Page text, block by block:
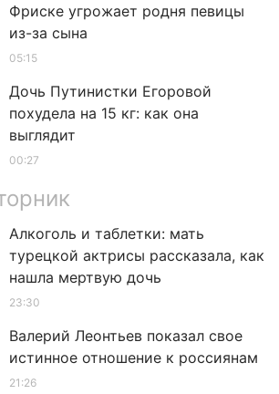
Фриске угрожает родня певицы
из-за сына
05:15
Дочь Путинистки Егоровой
похудела на 15 кг: как она
выглядит
00:27
Алкоголь и таблетки: мать
турецкой актрисы рассказала, как
нашла мертвую дочь
23:30
Валерий Леонтьев показал свое
истинное отношение к россиянам
21:26